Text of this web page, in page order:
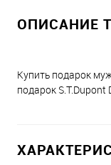
ОПИСАНИЕ
Купить подарок
подарок